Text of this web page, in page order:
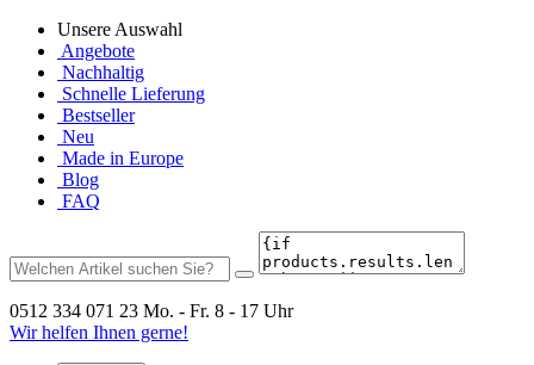
Unsere Auswahl
Angebote
Nachhaltig
Schnelle Lieferung
Bestseller
Neu
Made in Europe
Blog
FAQ
0512 334 071 23 Mo. - Fr. 8 - 17 Uhr
Wir helfen Ihnen gerne!